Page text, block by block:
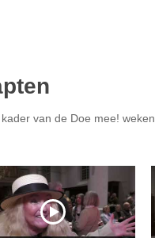
van de Doe mee! weken.